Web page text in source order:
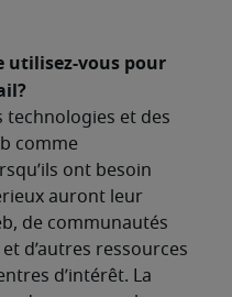
utilisez-vous pour
technologies et des
comme
ont besoin
auront leur
de communautés
d’autres ressources
d’intérêt. La